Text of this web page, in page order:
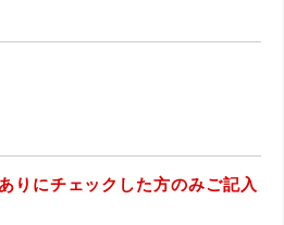
りにチェックした方のみご記入